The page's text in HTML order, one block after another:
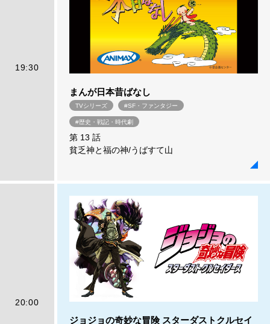
19:30
まんが日本昔ばなし
TVシリーズ #SF・ファンタジー
#歴史・戦記・時代劇
第 13 話
貧乏神と福の神/うばすて山
20:00
ジョジョの奇妙な冒険 スターダストクルセイ